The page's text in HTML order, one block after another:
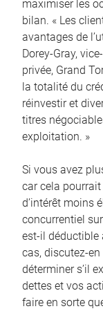
maximiser les
bilan. « Les
avantages de
Dorey-Gray,
privée, Grand
la totalité du
réinvestir et
titres
exploitation. »
Si vous avez
car cela pourrait
d’intérêt moins
concurrentiel
est-il déductible
cas, discutez-
déterminer s’il
dettes et vos
faire en sorte